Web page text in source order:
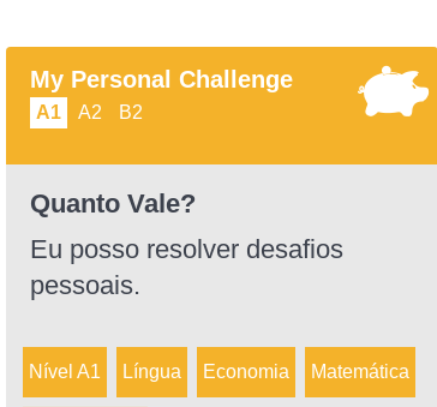
My Personal Challenge
A1 A2 B2
Quanto Vale?
Eu posso resolver desafios
pessoais.
Nível A1 Língua Economia Matemática